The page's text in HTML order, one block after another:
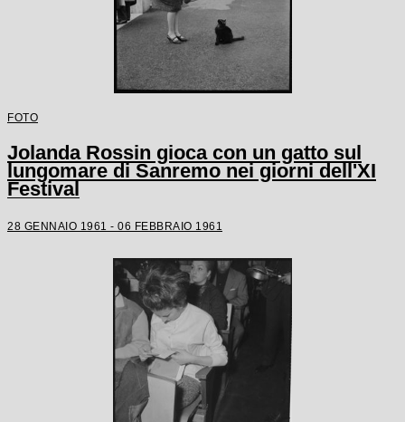
FOTO
Jolanda Rossin gioca con un gatto sul
lungomare di Sanremo nei giorni dell'XI
Festival
28 GENNAIO 1961 - 06 FEBBRAIO 1961